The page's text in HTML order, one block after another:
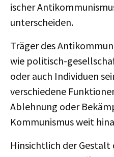
ischer
unterscheiden.
Träger des
wie politisch-
oder auch Individuen
verschiedene
Ablehnung oder
Kommunismus weit
Hinsichtlich der